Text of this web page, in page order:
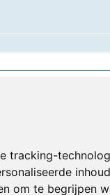
tracking-
om te begrijpen